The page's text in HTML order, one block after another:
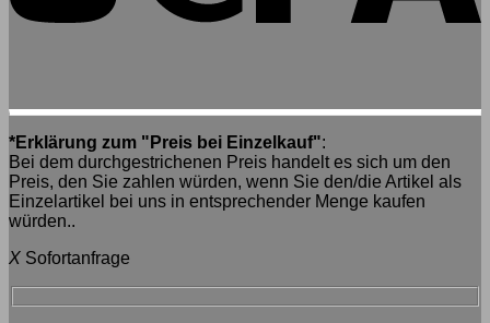
*Erklärung zum "Preis bei Einzelkauf":
Bei dem durchgestrichenen Preis handelt es sich um den
Preis, den Sie zahlen würden, wenn Sie den/die Artikel als
Einzelartikel bei uns in entsprechender Menge kaufen
würden..
X Sofortanfrage